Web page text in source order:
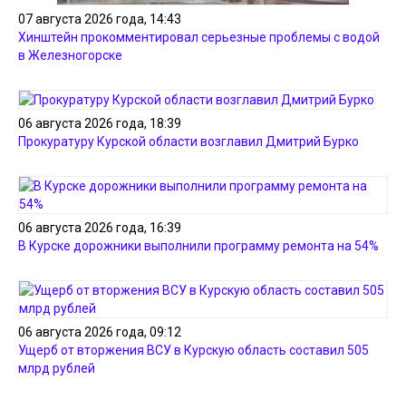
07 августа 2026 года, 14:43
Хинштейн прокомментировал серьезные проблемы с водой
в Железногорске
06 августа 2026 года, 18:39
Прокуратуру Курской области возглавил Дмитрий Бурко
06 августа 2026 года, 16:39
В Курске дорожники выполнили программу ремонта на 54%
06 августа 2026 года, 09:12
Ущерб от вторжения ВСУ в Курскую область составил 505
млрд рублей